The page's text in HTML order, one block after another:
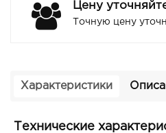
Цену
Точную цену
Характеристики
Технические